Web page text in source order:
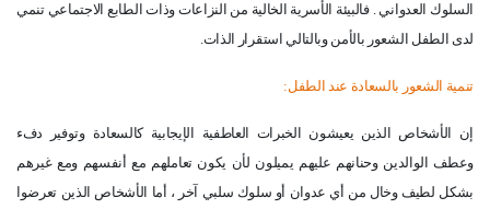
السلوك العدواني . فالبيئة الأسرية الخالية من النزاعات وذات الطابع الاجتماعي تنمي
لدى الطفل الشعور بالأمن وبالتالي استقرار الذات.
تنمية الشعور بالسعادة عند الطفل:
إن الأشخاص الذين يعيشون الخبرات العاطفية الإيجابية كالسعادة وتوفير دفء
وعطف الوالدين وحنانهم عليهم يميلون لأن يكون تعاملهم مع أنفسهم ومع غيرهم
بشكل لطيف وخال من أي عدوان أو سلوك سلبي آخر ، أما الأشخاص الذين تعرضوا